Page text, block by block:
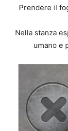
Prendere il
Nella stanza
umano e